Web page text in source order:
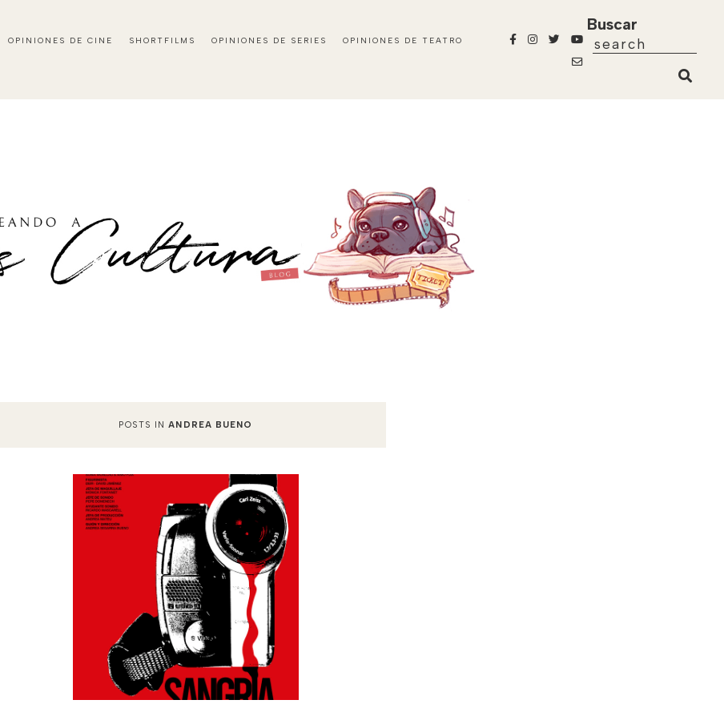
OPINIONES DE CINE SHORTFILMS OPINIONES DE SERIES
OPINIONES DE TEATRO
Buscar
POSTS INANDREA BUENO